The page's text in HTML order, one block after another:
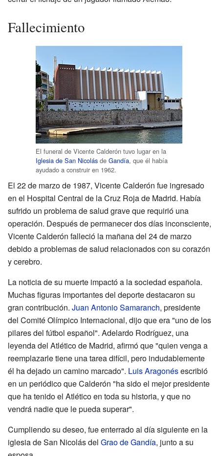
Fallecimiento
El funeral de Vicente Calderón tuvo lugar en la
Iglesia de San Nicolás de Gandía, que él había
ayudado a construir en 1962.
El 22 de marzo de 1987, Vicente Calderón fue ingresado
en el Hospital Central de la Cruz Roja de Madrid. Había
sufrido un problema de salud grave que requirió una
operación. Después de permanecer dos días inconsciente,
Vicente Calderón falleció la mañana del 24 de marzo
debido a problemas de salud relacionados con su corazón
y cerebro.
La noticia de su muerte impactó a la sociedad española.
Muchas figuras importantes del deporte destacaron su
gran contribución. Juan Antonio Samaranch, presidente
del Comité Olímpico Internacional, dijo que era "uno de los
pilares del fútbol español". Adelardo Rodríguez, una
leyenda del Atlético de Madrid, afirmó que "quien venga a
reemplazarle tiene una tarea difícil, pero indudablemente
él ha dejado un camino marcado". Luis Aragonésescribió
en un periódico que Calderón "ha sido el mejor presidente
que ha tenido el Atlético en toda su historia, y que no
vendrá nadie que le pueda superar".
Cumpliendo su deseo, fue enterrado al día siguiente en la
iglesia de San Nicolás del Grao de Gandía, junto a su